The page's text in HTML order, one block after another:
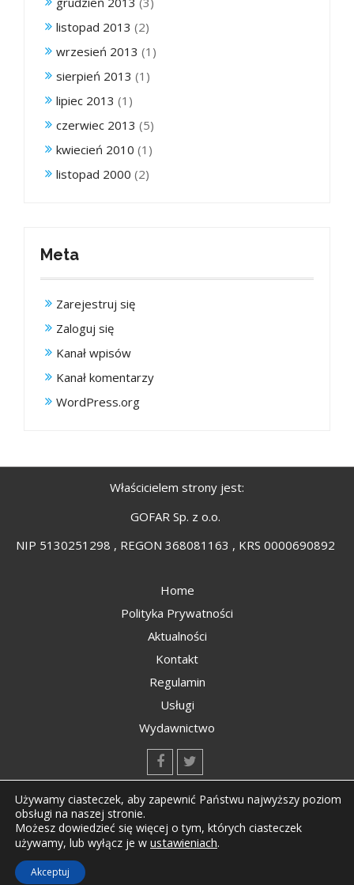
listopad 2013 (2)
wrzesień 2013 (1)
sierpień 2013 (1)
lipiec 2013 (1)
czerwiec 2013 (5)
kwiecień 2010 (1)
listopad 2000 (2)
Meta
Zarejestruj się
Zaloguj się
Kanał wpisów
Kanał komentarzy
WordPress.org
Właścicielem strony jest:
GOFAR Sp. z o.o.
NIP 5130251298 , REGON 368081163 , KRS 0000690892
Home
Polityka Prywatności
Aktualności
Kontakt
Regulamin
Usługi
Wydawnictwo
Copyright © All rights reserved Kompozyty.net
Używamy ciasteczek, aby zapewnić Państwu najwyższy poziom
obsługi na naszej stronie.
Możesz dowiedzieć się więcej o tym, których ciasteczek
używamy, lub wyłącz je w ustawieniach.
Akceptuj